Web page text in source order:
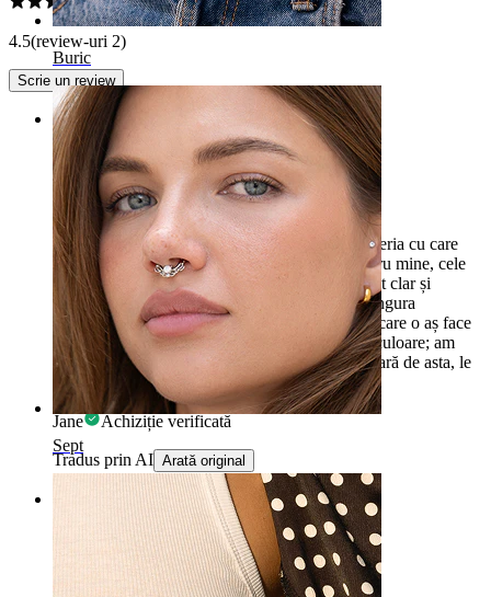
Buric
Sept
4.5(review-uri 2)
Scrie un review
Rating
Minunat!
Calitatea este atât de bună, mai bună decât bijuteria cu care
am fost străpuns. Ușor de introdus și scos. Pentru mine, cele
două culori care se evidențiază cel mai mult sunt clar și
albastru. Violet și roz sunt subtile și discrete. Singura
observație (și este o observație, nu o critică) pe care o aș face
este că aurora borealis pare să fie estompată în culoare; am
crezut că va fi mai strălucitoare decât este. În afară de asta, le
port în fiecare zi, opțiunea mea preferată!
Jane Achiziție verificată
Tradus prin AI Arată original